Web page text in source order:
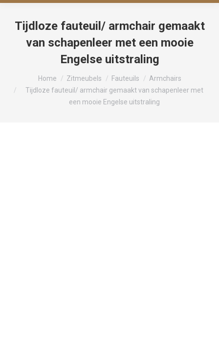
Tijdloze fauteuil/ armchair gemaakt
van schapenleer met een mooie
Engelse uitstraling
Je bent hier:
Home Zitmeubels Fauteuils
Armchairs
Tijdloze fauteuil/ armchair gemaakt van schapenleer met
een mooie Engelse uitstraling